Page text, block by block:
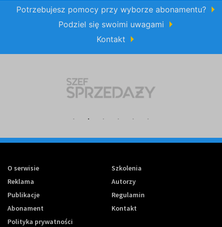
Potrzebujesz pomocy przy wyborze abonamentu?
Podziel się swoimi uwagami
Kontakt
O serwisie
Szkolenia
Reklama
Autorzy
Publikacje
Regulamin
Abonament
Kontakt
Polityka prywatności